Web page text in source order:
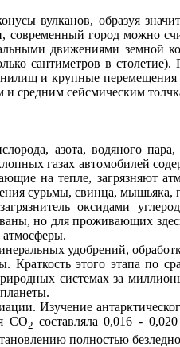
вулканов, образуя
современный город можно
движениями земной
сантиметров в
и крупные
средним сейсмическим
азота, водяного
газах автомобилей
на тепле, загрязняют
сурьмы, свинца,
оксидами
но для проживающих
атмосферы.
удобрений,
этого этапа по
системах за
Изучение
СО2 составляла 0,016 -
полностью